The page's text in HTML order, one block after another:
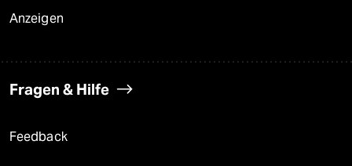
Anzeigen
Fragen & Hilfe
Feedback